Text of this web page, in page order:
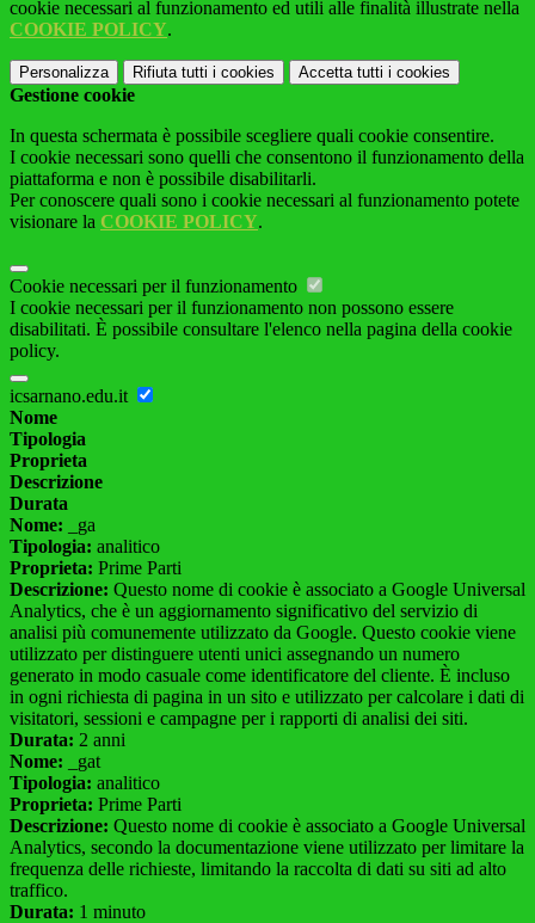
cookie necessari al funzionamento ed utili alle finalità illustrate nella
COOKIE POLICY.
Personalizza Rifiuta tutti i cookies Accetta tutti i cookies
Gestione cookie
In questa schermata è possibile scegliere quali cookie consentire.
I cookie necessari sono quelli che consentono il funzionamento della
piattaforma e non è possibile disabilitarli.
Per conoscere quali sono i cookie necessari al funzionamento potete
visionare la COOKIE POLICY.
Cookie necessari per il funzionamento
I cookie necessari per il funzionamento non possono essere
disabilitati. È possibile consultare l'elenco nella pagina della cookie
policy.
icsarnano.edu.it
Nome
Tipologia
Proprieta
Descrizione
Durata
Nome: _ga
Tipologia: analitico
Proprieta: Prime Parti
Descrizione: Questo nome di cookie è associato a Google Universal
Analytics, che è un aggiornamento significativo del servizio di
analisi più comunemente utilizzato da Google. Questo cookie viene
utilizzato per distinguere utenti unici assegnando un numero
generato in modo casuale come identificatore del cliente. È incluso
in ogni richiesta di pagina in un sito e utilizzato per calcolare i dati di
visitatori, sessioni e campagne per i rapporti di analisi dei siti.
Durata: 2 anni
Nome: _gat
Tipologia: analitico
Proprieta: Prime Parti
Descrizione: Questo nome di cookie è associato a Google Universal
Analytics, secondo la documentazione viene utilizzato per limitare la
frequenza delle richieste, limitando la raccolta di dati su siti ad alto
traffico.
Durata: 1 minuto